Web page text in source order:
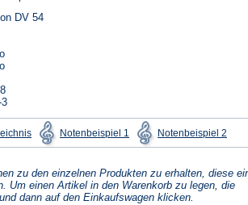
DV 54
(Öffnet
in
einem
Tab)
Notenbeispiel 1
(Öffnet
in
einem
Tab)
Notenbeispiel 2in
Tab)
zu den einzelnen Produkten zu erhalten, diese
Um einen Artikel in den Warenkorb zu legen, die
dann auf den Einkaufswagen klicken.